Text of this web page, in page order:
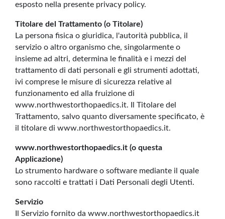
esposto nella presente privacy policy.
Titolare del Trattamento (o Titolare)
La persona fisica o giuridica, l'autorità pubblica, il
servizio o altro organismo che, singolarmente o
insieme ad altri, determina le finalità e i mezzi del
trattamento di dati personali e gli strumenti adottati,
ivi comprese le misure di sicurezza relative al
funzionamento ed alla fruizione di
www.northwestorthopaedics.it. Il Titolare del
Trattamento, salvo quanto diversamente specificato, è
il titolare di www.northwestorthopaedics.it.
www.northwestorthopaedics.it (o questa
Applicazione)
Lo strumento hardware o software mediante il quale
sono raccolti e trattati i Dati Personali degli Utenti.
Servizio
Il Servizio fornito da www.northwestorthopaedics.it